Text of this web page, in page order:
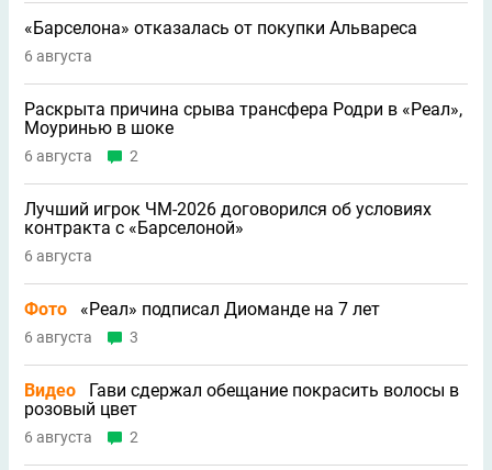
«Барселона» отказалась от покупки Альвареса
6 августа
Раскрыта причина срыва трансфера Родри в «Реал»,
Моуринью в шоке
6 августа 2
Лучший игрок ЧМ-2026 договорился об условиях
контракта с «Барселоной»
6 августа
Фото «Реал» подписал Диоманде на 7 лет
6 августа 3
Видео
Гави сдержал обещание покрасить волосы в
розовый цвет
6 августа 2